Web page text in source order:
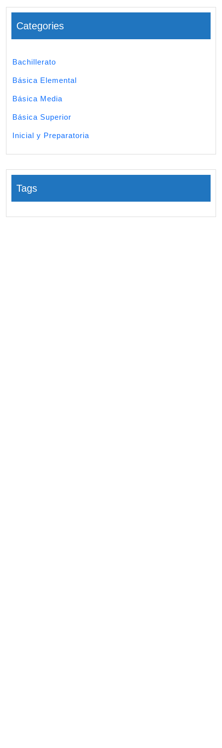
Categories
Bachillerato
Básica Elemental
Básica Media
Básica Superior
Inicial y Preparatoria
Tags